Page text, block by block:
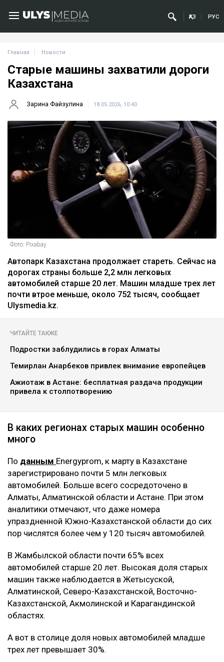
ҚАЗ РУС
Главная Новости
Старые машины захватили дороги
Казахстана
Зарина Файзулина 18.05.2026, 10:40
Фото: Pixabay
Автопарк Казахстана продолжает стареть. Сейчас на
дорогах страны больше 2,2 млн легковых
автомобилей старше 20 лет. Машин младше трех лет
почти втрое меньше, около 752 тысяч, сообщает
Ulysmedia.kz.
ЧИТАЙТЕ ТАКЖЕ
Подростки заблудились в горах Алматы
Темирлан Анарбеков привлек внимание европейцев
Ажиотаж в Астане: бесплатная раздача продукции
привела к столпотворению
В каких регионах старых машин особенно
много
По данным Energyprom, к марту в Казахстане
зарегистрировано почти 5 млн легковых
автомобилей. Больше всего сосредоточено в
Алматы, Алматинской области и Астане. При этом
аналитики отмечают, что даже номера
упраздненной Южно-Казахстанской области до сих
пор числятся более чем у 120 тысяч автомобилей.
В Жамбылской области почти 65% всех
автомобилей старше 20 лет. Высокая доля старых
машин также наблюдается в Жетысуской,
Алматинской, Северо-Казахстанской, Восточно-
Казахстанской, Акмолинской и Карагандинской
областях.
А вот в столице доля новых автомобилей младше
трех лет превышает 30%.